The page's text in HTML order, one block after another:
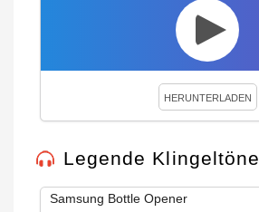
HERUNTERLADEN
Legende Klingeltöne
Samsung Bottle Opener